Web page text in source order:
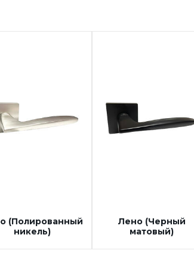
(Полированный
никель)
Лено (Черный
матовый)